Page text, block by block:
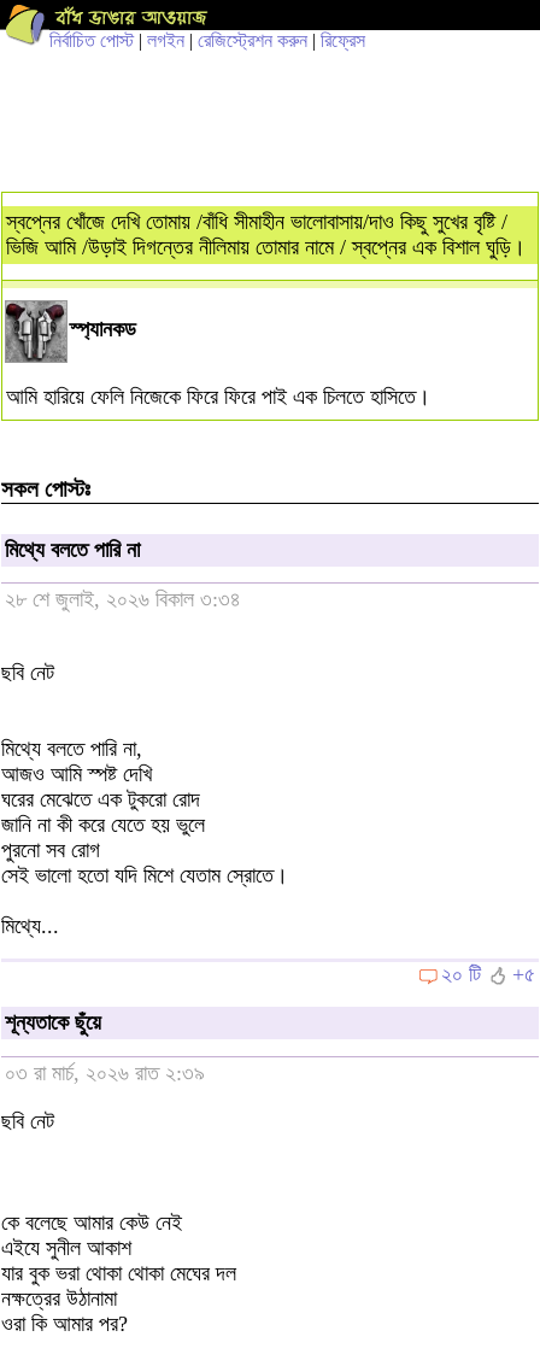
নির্বাচিত পোস্ট| লগইন | রেজিস্ট্রেশন করুন | রিফ্রেস
স্বপ্নের খোঁজে দেখি তোমায় /বাঁধি সীমাহীন ভালোবাসায়/দাও কিছু সুখের বৃষ্টি /
ভিজি আমি /উড়াই দিগন্তের নীলিমায় তোমার নামে / স্বপ্নের এক বিশাল ঘুড়ি।
স্প্যানকড
আমি হারিয়ে ফেলি নিজেকে ফিরে ফিরে পাই এক চিলতে হাসিতে।
সকল পোস্টঃ
মিথ্যে বলতে পারি না
২৮ শে জুলাই, ২০২৬ বিকাল ৩:৩৪
ছবি নেট
মিথ্যে বলতে পারি না,
আজও আমি স্পষ্ট দেখি
ঘরের মেঝেতে এক টুকরো রোদ
জানি না কী করে যেতে হয় ভুলে
পুরনো সব রোগ
সেই ভালো হতো যদি মিশে যেতাম স্রোতে।
মিথ্যে...
২০ টি
+৫
শূন্যতাকে ছুঁয়ে
০৩ রা মার্চ, ২০২৬ রাত ২:৩৯
ছবি নেট
কে বলেছে আমার কেউ নেই
এইযে সুনীল আকাশ
যার বুক ভরা থোকা থোকা মেঘের দল
নক্ষত্রের উঠানামা
ওরা কি আমার পর?